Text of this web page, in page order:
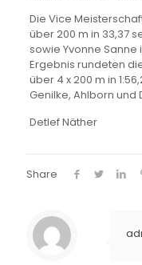
Die Vice
über 200 m in 33,37
sowie Yvonne Sanne
Ergebnis rundeten
über 4 x 200 m in
Genilke, Ahlborn und
Detlef Näther
Share